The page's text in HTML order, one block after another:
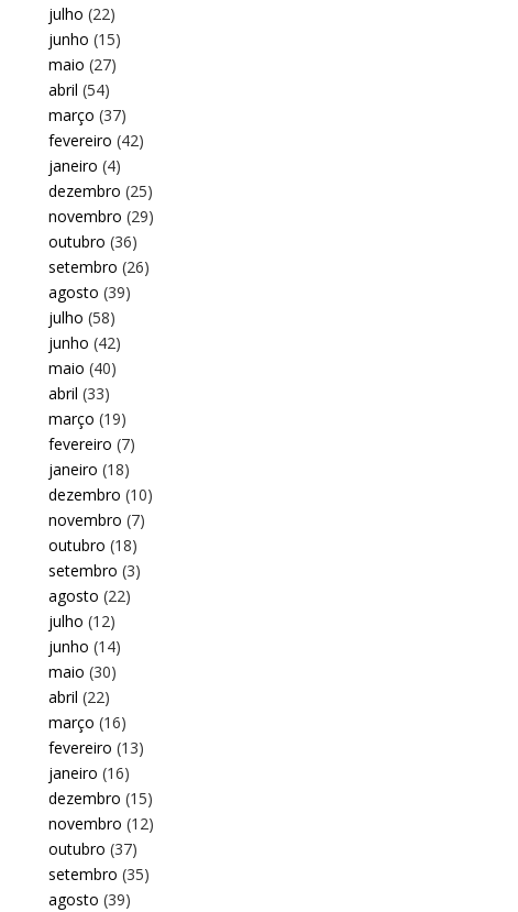
julho (22)
junho (15)
maio (27)
abril (54)
março (37)
fevereiro (42)
janeiro (4)
dezembro (25)
novembro (29)
outubro (36)
setembro (26)
agosto (39)
julho (58)
junho (42)
maio (40)
abril (33)
março (19)
fevereiro (7)
janeiro (18)
dezembro (10)
novembro (7)
outubro (18)
setembro (3)
agosto (22)
julho (12)
junho (14)
maio (30)
abril (22)
março (16)
fevereiro (13)
janeiro (16)
dezembro (15)
novembro (12)
outubro (37)
setembro (35)
agosto (39)